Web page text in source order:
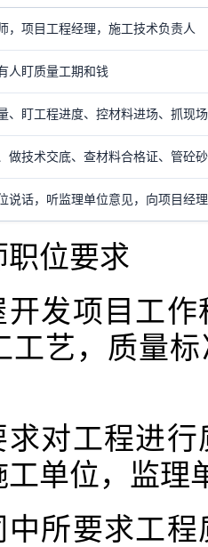
，项目工程经理，施工技术负责人
人盯质量工期和钱
、盯工程进度、控材料进场、抓现
做技术交底、查材料合格证、管砼
说话，听监理单位意见，向项目经
职位要求
开发项目工
工艺，质量
求对工程进
单位，监理
中所要求工